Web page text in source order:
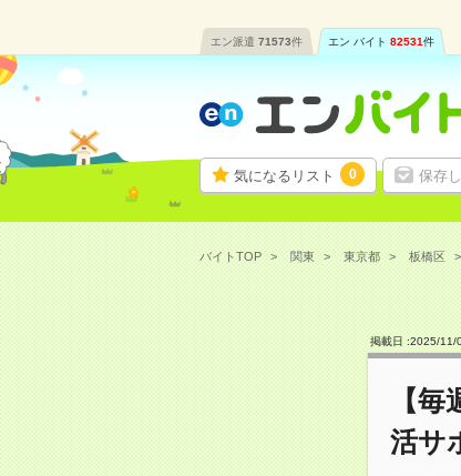
エン派遣 71573件 エン バイト 82531件
気になるリスト 0 保存
バイトTOP 関東 東京都 板橋区
掲載日 :2025/11/
【
活サ